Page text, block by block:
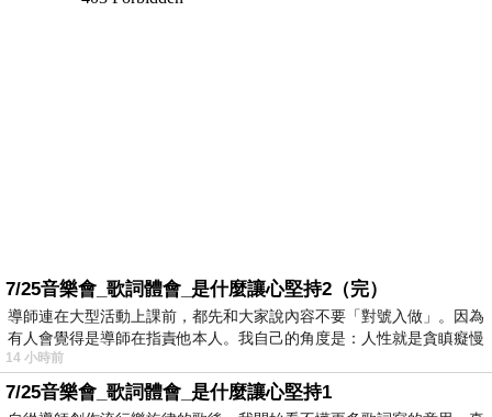
7/25音樂會_歌詞體會_是什麼讓心堅持2（完）
導師連在大型活動上課前，都先和大家說內容不要「對號入做」。因為
有人會覺得是導師在指責他本人。我自己的角度是：人性就是貪瞋癡慢
14 小時前
7/25音樂會_歌詞體會_是什麼讓心堅持1